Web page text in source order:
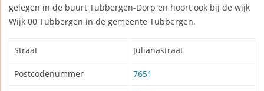
gelegen in de buurt Tubbergen-Dorp en hoort ook bij de wijk
Wijk 00 Tubbergen in de gemeente Tubbergen.
Straat Julianastraat
Postcodenummer 7651